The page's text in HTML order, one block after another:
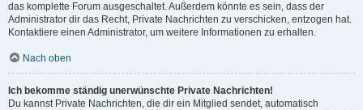
das komplette Forum ausgeschaltet. Außerdem könnte es sein, dass der
Administrator dir das Recht, Private Nachrichten zu verschicken, entzogen hat.
Kontaktiere einen Administrator, um weitere Informationen zu erhalten.
Nach oben
Ich bekomme ständig unerwünschte Private Nachrichten!
Du kannst Private Nachrichten, die dir ein Mitglied sendet, automatisch